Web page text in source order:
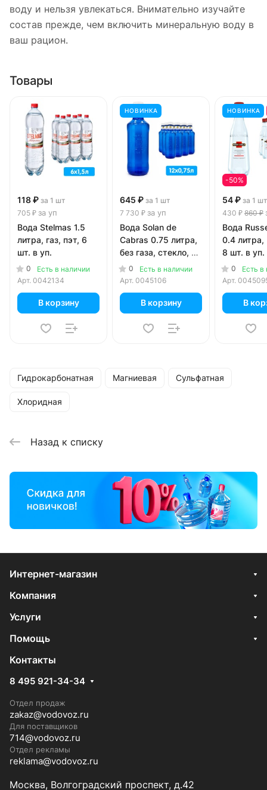
воду и нельзя увлекаться. Внимательно изучайте
состав прежде, чем включить минеральную воду в
ваш рацион.
Товары
118 ₽ за 1 шт
705 ₽ за уп
Вода Stelmas 1.5
литра, газ, пэт, 6
шт. в уп.
0
Есть в наличии
Арт. 0042134
В корзину
НОВИНКА
645 ₽ за 1 шт
7 730 ₽ за уп
Вода Solan de
Cabras 0.75 литра,
без газа, стекло, 12
шт. в уп.
0
Есть в наличии
Арт. 0045106
В корзину
НОВИНКА
-50%
54 ₽ за 1 шт
430 ₽ 860 ₽
Вода
0.4 литра,
8 шт. в уп.
0
Есть в
Арт.
В
Гидрокарбонатная Магниевая Сульфатная
Хлоридная
Назад к списку
Интернет-магазин
Компания
Услуги
Помощь
Контакты
8 495 921-34-34
Отдел продаж
zakaz@vodovoz.ru
Для поставщиков
714@vodovoz.ru
Отдел рекламы
reklama@vodovoz.ru
Москва, Волгоградский проспект, д.42